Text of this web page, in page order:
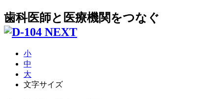
歯科医師と医療機関をつなぐ
小
中
大
文字サイズ